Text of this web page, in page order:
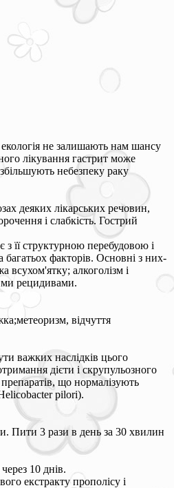
не залишають нам шансу
лікування гастрит може
небезпеку раку
деяких лікарських речовин,
і слабкість. Гострий
її структурною перебудовою і
факторів. Основні з них-
всухом'ятку; алкоголізм і
рецидивами.
відчуття
важких наслідків цього
дієти і скрупульозного
що нормалізують
pilori).
Пити 3 рази в день за 30 хвилин
10 днів.
екстракту прополісу і